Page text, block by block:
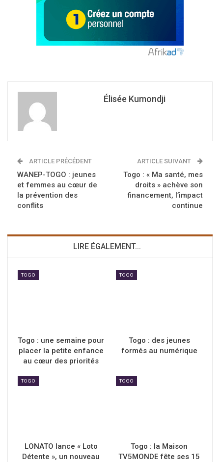
Élisée Kumondji
ARTICLE PRÉCÉDENT
WANEP-TOGO : jeunes
et femmes au cœur de
la prévention des
conflits
ARTICLE SUIVANT
Togo : « Ma santé, mes
droits » achève son
financement, l’impact
continue
LIRE ÉGALEMENT...
TOGO
Togo : une semaine pour
placer la petite enfance
au cœur des priorités
TOGO
Togo : des jeunes
formés au numérique
TOGO
LONATO lance « Loto
Détente », un nouveau
TOGO
Togo : la Maison
TV5MONDE fête ses 15